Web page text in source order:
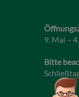
9. Mai –
Bitte